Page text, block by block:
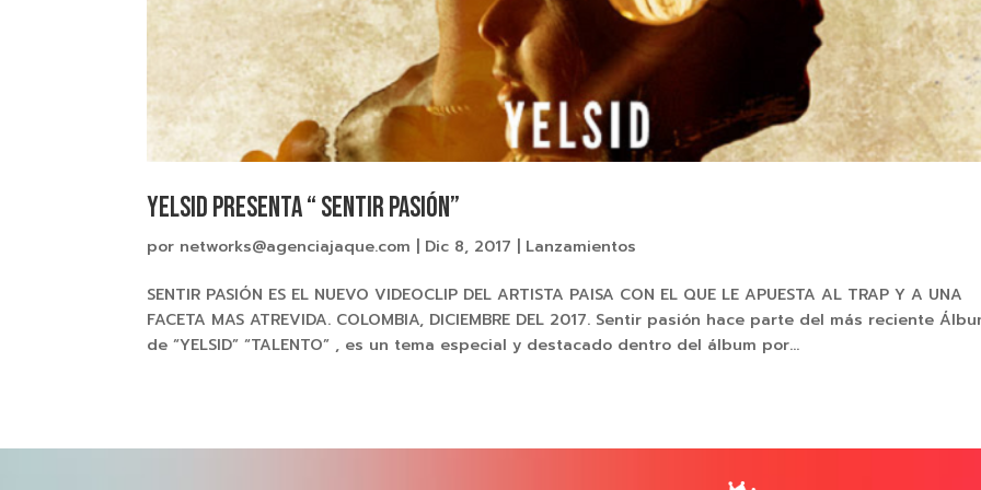
YELSID presenta “ SENTIR PASIÓN”
por networks@agenciajaque.com | Dic 8, 2017 | Lanzamientos
SENTIR PASIÓN ES EL NUEVO VIDEOCLIP DEL ARTISTA PAISA CON EL QUE LE APUESTA AL TRAP Y A UNA
FACETA MAS ATREVIDA. COLOMBIA, DICIEMBRE DEL 2017. Sentir pasión hace parte del más reciente
de “YELSID” “TALENTO” , es un tema especial y destacado dentro del álbum por...